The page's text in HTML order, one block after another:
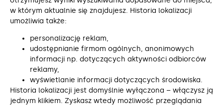
w którym aktualnie się znajdujesz. Historia lokalizacji
umożliwia także:
personalizację reklam,
udostępnianie firmom ogólnych, anonimowych
informacji np. dotyczących aktywności odbiorców
reklamy,
wyświetlanie informacji dotyczących środowiska.
Historia lokalizacji jest domyślnie wyłączona – włączysz ją
jednym klikiem. Zyskasz wtedy możliwość przeglądania